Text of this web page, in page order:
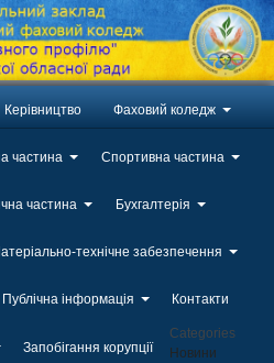
Керівництво Фаховий коледж
частина Спортивна частина
частина Бухгалтерія
технічне забезпечення
Публічна інформація Контакти
Запобігання корупції
Categories
Новини